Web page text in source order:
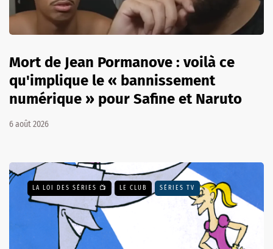
Mort de Jean Pormanove : voilà ce
qu'implique le « bannissement
numérique » pour Safine et Naruto
6 août 2026
LA LOI DES SÉRIES 📺 LE CLUB SÉRIES TV